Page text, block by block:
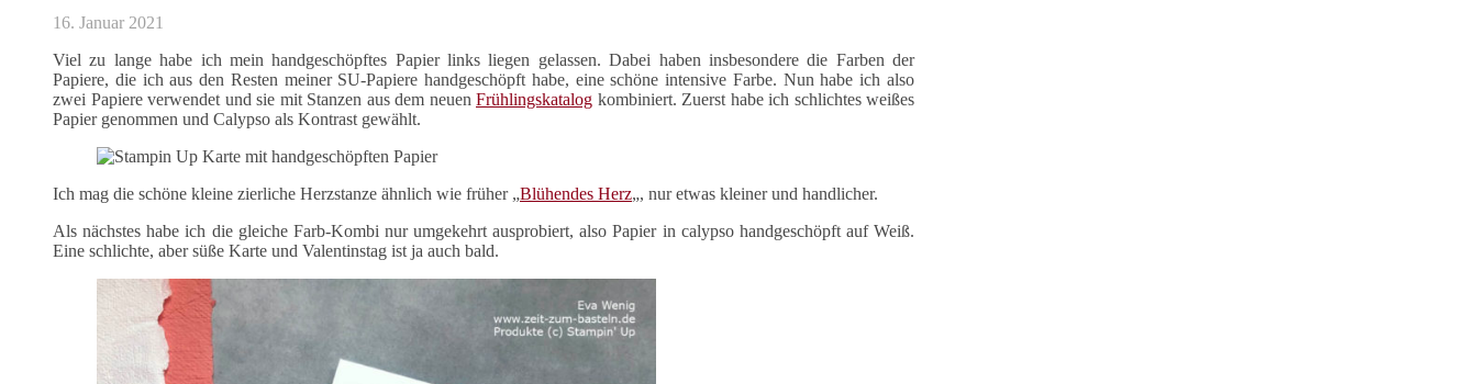
16. Januar 2021
Viel zu lange habe ich mein handgeschöpftes Papier links liegen gelassen. Dabei haben insbesondere die Farben der
Papiere, die ich aus den Resten meiner SU-Papiere handgeschöpft habe, eine schöne intensive Farbe. Nun habe ich also
zwei Papiere verwendet und sie mit Stanzen aus dem neuen Frühlingskatalog kombiniert. Zuerst habe ich schlichtes weißes
Papier genommen und Calypso als Kontrast gewählt.
Ich mag die schöne kleine zierliche Herzstanze ähnlich wie früher „Blühendes Herz„, nur etwas kleiner und handlicher.
Als nächstes habe ich die gleiche Farb-Kombi nur umgekehrt ausprobiert, also Papier in calypso handgeschöpft auf Weiß.
Eine schlichte, aber süße Karte und Valentinstag ist ja auch bald.